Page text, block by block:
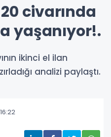
civarında
yaşanıyor!.
ikinci el ilan
analizi paylaştı.